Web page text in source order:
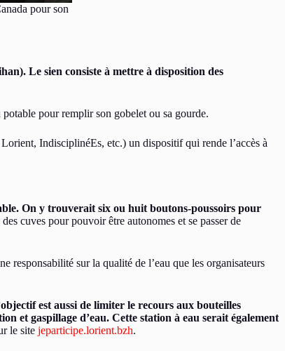
pour son
Le sien consiste à mettre à disposition des
pour remplir son gobelet ou sa gourde.
IndisciplinéEs, etc.) un dispositif qui rende l’accès à
On y trouverait six ou huit boutons-poussoirs pour
cuves pour pouvoir être autonomes et se passer de
responsabilité sur la qualité de l’eau que les organisateurs
est aussi de limiter le recours aux bouteilles
et gaspillage d’eau. Cette station à eau serait également
le site jeparticipe.lorient.bzh.